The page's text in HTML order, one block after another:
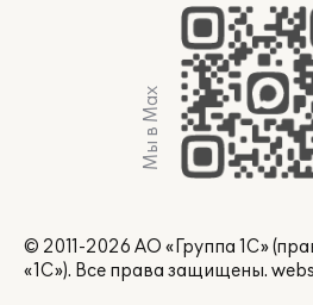
Мы в Max
© 2011-2026 АО «Группа 1С»
«1С»). Все права защищены.